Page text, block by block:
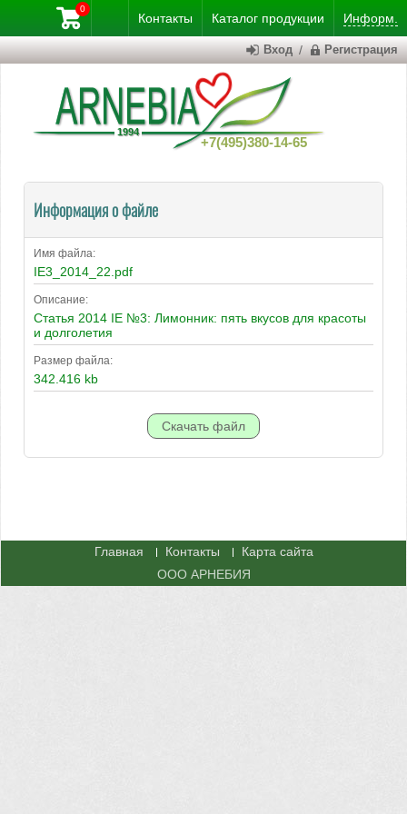
Контакты Каталог продукции Информ.
+7(495)380-14-65
0
Вход / Регистрация
Информация о файле
Имя файла:
IE3_2014_22.pdf
Описание:
Статья 2014 IE №3: Лимонник: пять вкусов для красоты
и долголетия
Размер файла:
342.416 kb
Главная Контакты
Карта сайта
ООО АРНЕБИЯ